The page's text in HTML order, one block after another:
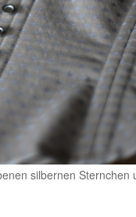
silbernen Sternchen